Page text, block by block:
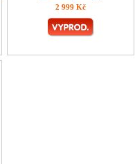
2 999 Kč